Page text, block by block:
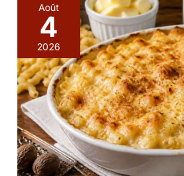
Août
4
2026